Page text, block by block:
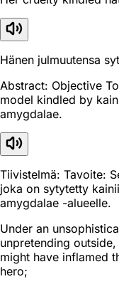
Hänen julmuutensa
Abstract: Objective
model kindled by
amygdalae.
Tiivistelmä: Tavoite:
joka on sytytetty
amygdalae -alueelle.
Under an
unpretending
might have inflamed
hero;